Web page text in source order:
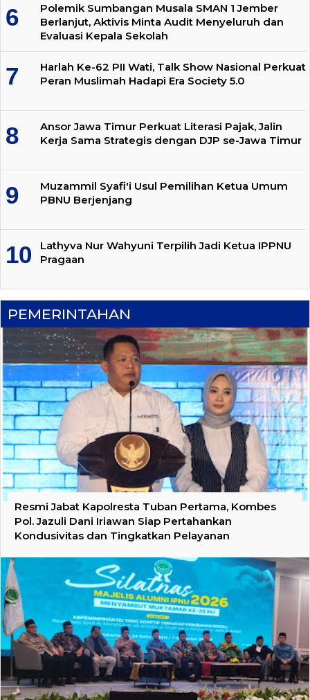
Polemik Sumbangan Musala SMAN 1 Jember
Berlanjut, Aktivis Minta Audit Menyeluruh dan
Evaluasi Kepala Sekolah
Harlah Ke-62 PII Wati, Talk Show Nasional Perkuat
Peran Muslimah Hadapi Era Society 5.0
Ansor Jawa Timur Perkuat Literasi Pajak, Jalin
Kerja Sama Strategis dengan DJP se-Jawa Timur
Muzammil Syafi'i Usul Pemilihan Ketua Umum
PBNU Berjenjang
Lathyva Nur Wahyuni Terpilih Jadi Ketua IPPNU
Pragaan
PEMERINTAHAN
Resmi Jabat Kapolresta Tuban Pertama, Kombes
Pol. Jazuli Dani Iriawan Siap Pertahankan
Kondusivitas dan Tingkatkan Pelayanan